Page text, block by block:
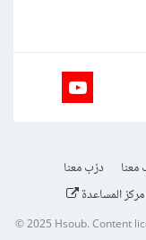
درّب معنا
مركز المساعدة
© 2025Hsoub.Content